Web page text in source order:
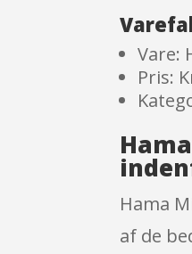
Vare:
Pris:
Hama
af de